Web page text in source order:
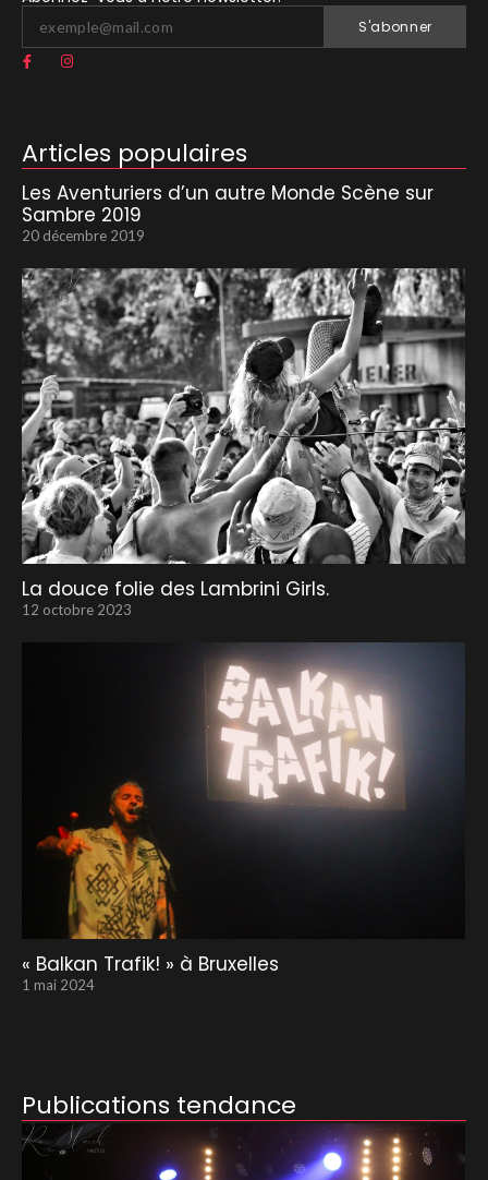
S'abonner
Articles populaires
Les Aventuriers d’un autre Monde Scène sur
Sambre 2019
20 décembre 2019
La douce folie des Lambrini Girls.
12 octobre 2023
« Balkan Trafik! » à Bruxelles
1 mai 2024
Publications tendance